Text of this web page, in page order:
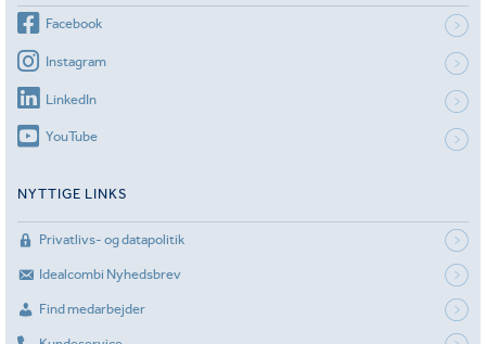
Facebook
Instagram
LinkedIn
YouTube
NYTTIGE LINKS
Privatlivs- og datapolitik
Idealcombi Nyhedsbrev
Find medarbejder